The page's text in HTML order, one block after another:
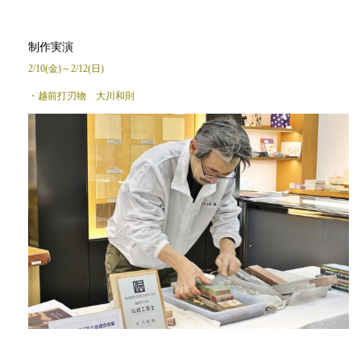
制作実演
2/10(金)～2/12(日)
・越前打刃物 大川和則